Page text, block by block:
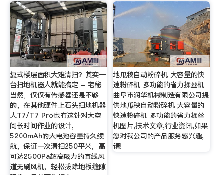
复式楼层面积大难清扫？其实一
台扫地机器人就能搞定 - 宅秘
当然，仅仅有传感器还是不够
的，在其他硬件上石头扫地机器
人T7/T7 Pro也有这针对大空
间长时间作业的设计，
5200mAh的大电池容量持久续
航，保证一次清扫250平米，高
可达2500Pa超高吸力的直线风
道无刷风机，轻松拔除地板缝隙
地瓜秧自动粉碎机 大容量的快
速粉碎机 多功能的省力揉丝机
曲阜市润华机械制造有限公司提
供地瓜秧自动粉碎机 大容量的
快速粉碎机 多功能的省力揉丝
机图片,技术文章,行业资讯,如果
您对我公司的产品服务感兴趣,
请!